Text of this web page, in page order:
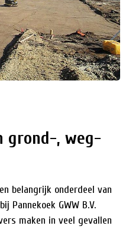
grond-, weg-
belangrijk onderdeel van
Pannekoek GWW B.V.
maken in veel gevallen